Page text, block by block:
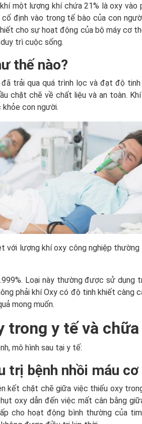
một lượng khí chứa 21% là oxy vào
định vào trong tế bào của con
cho sự hoạt động của bộ máy cơ
trì cuộc sống.
thế nào?
trải qua quá trình lọc và đạt độ
chặt chẽ về chất liệu và an toàn.
con người.
với lượng khí oxy công nghiệp
Loại này thường được sử
phải khí Oxy có độ tinh khiết càng
mong muốn.
trong y tế và
mô hình sau tại y tế:
trị bệnh nhồi máu
kết chặt chẽ giữa việc thiếu oxy
oxy dẫn đến việc mất cân bằng
cho hoạt động bình thường của